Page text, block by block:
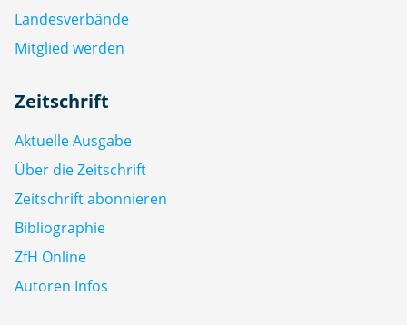
Landesverbände
Mitglied werden
Zeitschrift
Aktuelle Ausgabe
Über die Zeitschrift
Zeitschrift abonnieren
Bibliographie
ZfH Online
Autoren Infos